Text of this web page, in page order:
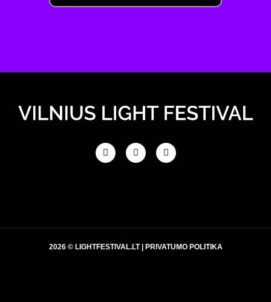
2026 © LIGHTFESTIVAL.LT | PRIVATUMO POLITIKA